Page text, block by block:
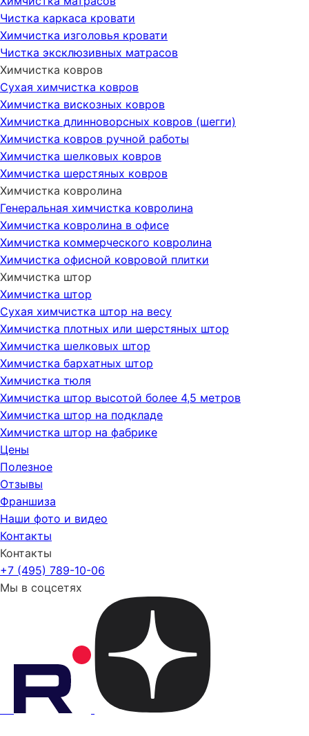
Чистка каркаса кровати
Химчистка изголовья кровати
Чистка эксклюзивных матрасов
Химчистка ковров
Сухая химчистка ковров
Химчистка вискозных ковров
Химчистка длинноворсных ковров (шегги)
Химчистка ковров ручной работы
Химчистка шелковых ковров
Химчистка шерстяных ковров
Химчистка ковролина
Генеральная химчистка ковролина
Химчистка ковролина в офисе
Химчистка коммерческого ковролина
Химчистка офисной ковровой плитки
Химчистка штор
Химчистка штор
Сухая химчистка штор на весу
Химчистка плотных или шерстяных штор
Химчистка шелковых штор
Химчистка бархатных штор
Химчистка тюля
Химчистка штор высотой более 4,5 метров
Химчистка штор на подкладе
Химчистка штор на фабрике
Цены
Полезное
Отзывы
Франшиза
Наши фото и видео
Контакты
Контакты
+7 (495) 789-10-06
Мы в соцсетях